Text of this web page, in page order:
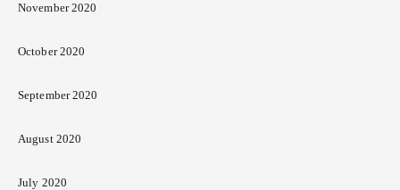
November 2020
October 2020
September 2020
August 2020
July 2020